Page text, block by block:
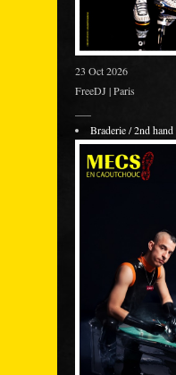
23 Oct 2026
FreeDJ | Paris
Braderie / 2nd